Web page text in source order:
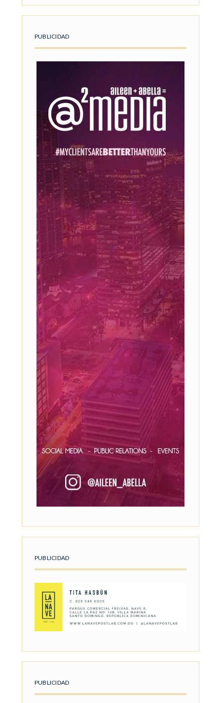
PUBLICIDAD
PUBLICIDAD
PUBLICIDAD